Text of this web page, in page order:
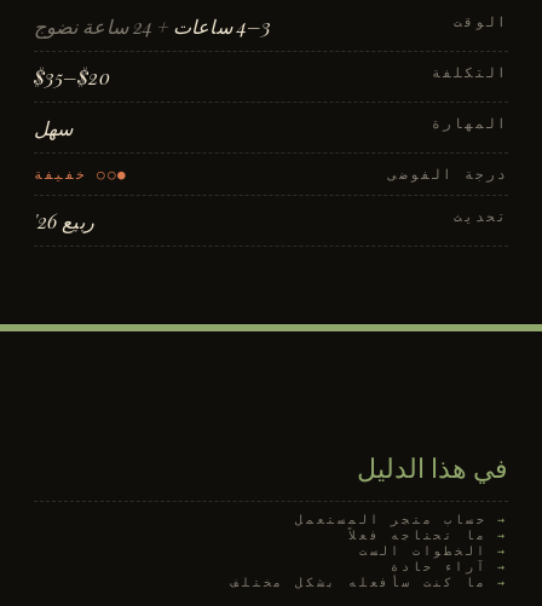
الوقت 3–4 ساعات + 24 ساعة نضوج
التكلفة $20–$35
المهارة سهل
درجة الفوضى ●○○ خفيفة
تحديث ربيع 26'
في هذا الدليل
حساب متجر المستعمل
ما تحتاجه فعلاً
الخطوات الست
آراء حادة
ما كنت سأفعله بشكل مختلف